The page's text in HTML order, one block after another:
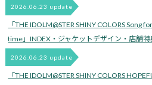
2026.06.23 update
「THE IDOLM@STER SHINY COLORS
time」INDEX・ジャケットデザイン・店舗特
2026.06.23 update
「THE IDOLM@STER SHINY COLORS